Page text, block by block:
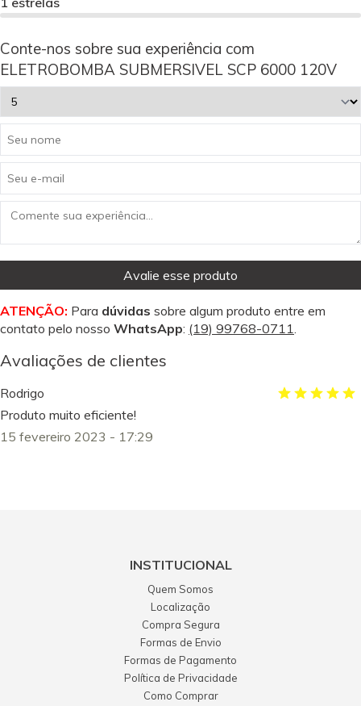
Conte-nos sobre sua experiência com
ELETROBOMBA SUBMERSIVEL SCP 6000 120V
Avalie esse produto
ATENÇÃO: Para dúvidas sobre algum produto entre em
contato pelo nosso WhatsApp: (19) 99768-0711.
Avaliações de clientes
Rodrigo
Produto muito eficiente!
15 fevereiro 2023 - 17:29
INSTITUCIONAL
Quem Somos
Localização
Compra Segura
Formas de Envio
Formas de Pagamento
Política de Privacidade
Como Comprar